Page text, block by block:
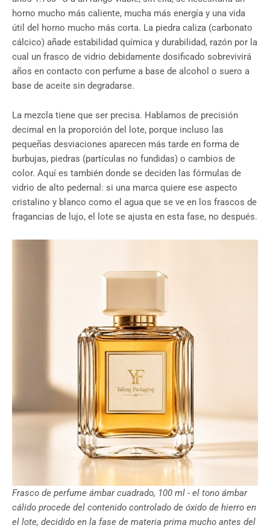
horno mucho más caliente, mucha más energía y una vida
útil del horno mucho más corta. La piedra caliza (carbonato
cálcico) añade estabilidad química y durabilidad, razón por la
cual un frasco de vidrio debidamente dosificado sobrevivirá
años en contacto con perfume a base de alcohol o suero a
base de aceite sin degradarse.
La mezcla tiene que ser precisa. Hablamos de precisión
decimal en la proporción del lote, porque incluso las
pequeñas desviaciones aparecen más tarde en forma de
burbujas, piedras (partículas no fundidas) o cambios de
color. Aquí es también donde se deciden las fórmulas de
vidrio de alto pedernal: si una marca quiere ese aspecto
cristalino y blanco como el agua que se ve en los frascos de
fragancias de lujo, el lote se ajusta en esta fase, no después.
Frasco de perfume ámbar cuadrado, 100 ml - el tono ámbar
cálido procede del contenido controlado de óxido de hierro en
el lote, decidido en la fase de materia prima mucho antes del